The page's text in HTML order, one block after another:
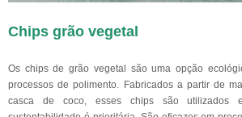
Chips grão vegetal
Os chips de grão vegetal são uma opção
processos de polimento. Fabricados a partir de
casca de coco, esses chips são utilizados